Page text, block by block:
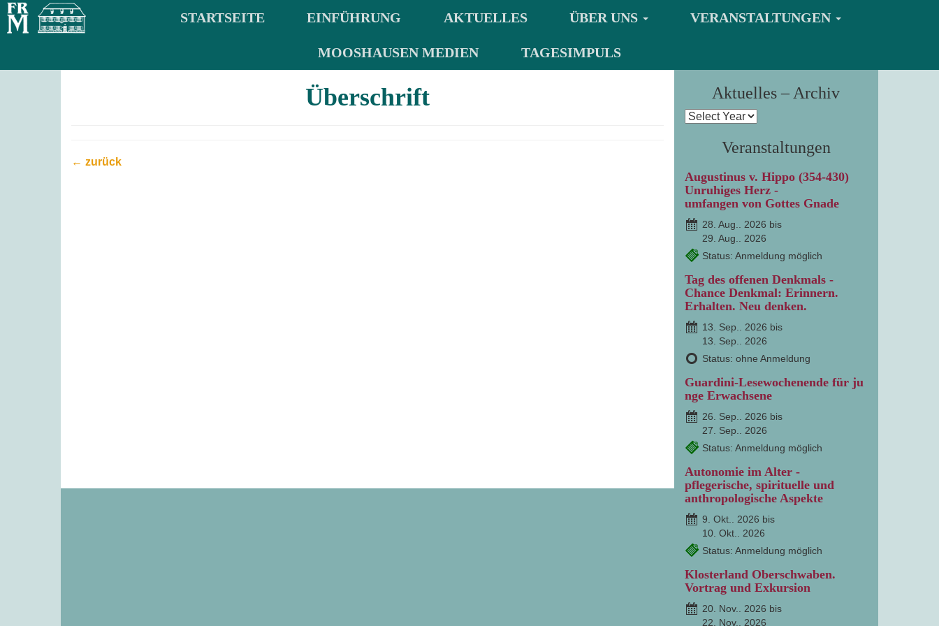
STARTSEITE EINFÜHRUNG AKTUELLES ÜBER UNS VERANSTALTUNGEN
MOOSHAUSEN MEDIEN TAGESIMPULS
Überschrift
← zurück
Aktuelles – Archiv
Veranstaltungen
Augustinus v. Hippo (354-430)
Unruhiges Herz -
umfangen von Gottes Gnade
28. Aug.. 2026 bis
29. Aug.. 2026
Status: Anmeldung möglich
Tag des offenen Denkmals -
Chance Denkmal: Erinnern.
Erhalten. Neu denken.
13. Sep.. 2026 bis
13. Sep.. 2026
Status: ohne Anmeldung
Guardini-Lesewochenende für ju
nge Erwachsene
26. Sep.. 2026 bis
27. Sep.. 2026
Status: Anmeldung möglich
Autonomie im Alter -
pflegerische, spirituelle und
anthropologische Aspekte
9. Okt.. 2026 bis
10. Okt.. 2026
Status: Anmeldung möglich
Klosterland Oberschwaben.
Vortrag und Exkursion
20. Nov.. 2026 bis
22. Nov.. 2026